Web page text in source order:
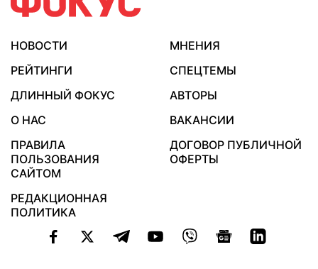
НОВОСТИ
МНЕНИЯ
РЕЙТИНГИ
СПЕЦТЕМЫ
ДЛИННЫЙ ФОКУС
АВТОРЫ
О НАС
ВАКАНСИИ
ПРАВИЛА
ПОЛЬЗОВАНИЯ
САЙТОМ
ДОГОВОР ПУБЛИЧНОЙ
ОФЕРТЫ
РЕДАКЦИОННАЯ
ПОЛИТИКА